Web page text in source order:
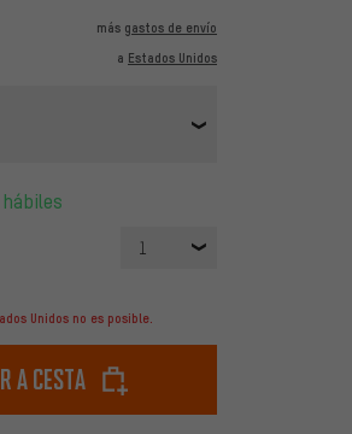
más gastos de envío
a Estados Unidos
hábiles
1
Unidos no es posible.
a cesta